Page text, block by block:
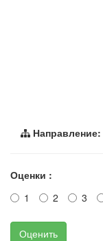
Направление:
Оценки :
1
2 3
Оценить